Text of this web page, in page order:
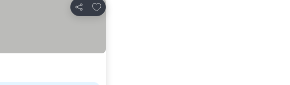
Compartir
Agregar a favoritos